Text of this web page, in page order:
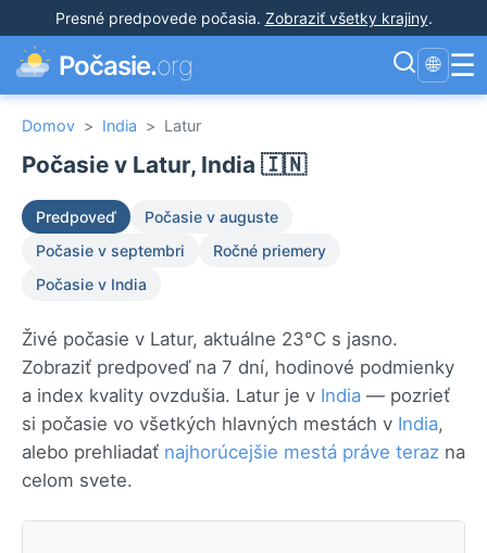
Presné predpovede počasia. Zobraziť všetky krajiny.
Počasie.org 🌐 ☰
Domov > India > Latur
Počasie v Latur, India 🇮🇳
Predpoveď
Počasie v auguste
Počasie v septembri
Ročné priemery
Počasie v India
Živé počasie v Latur, aktuálne 23°C s jasno.
Zobraziť predpoveď na 7 dní, hodinové podmienky
a index kvality ovzdušia. Latur je v India — pozrieť
si počasie vo všetkých hlavných mestách v India,
alebo prehliadať najhorúcejšie mestá práve teraz na
celom svete.